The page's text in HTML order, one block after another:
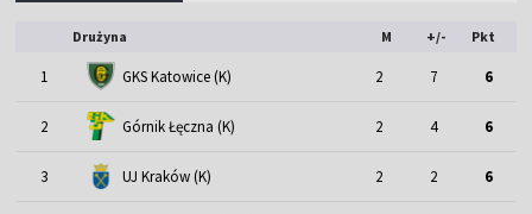
Drużyna M +/- Pkt
1 GKS Katowice (K) 2 7 6
2 Górnik Łęczna (K) 2 4 6
3 UJ Kraków (K) 2 2 6